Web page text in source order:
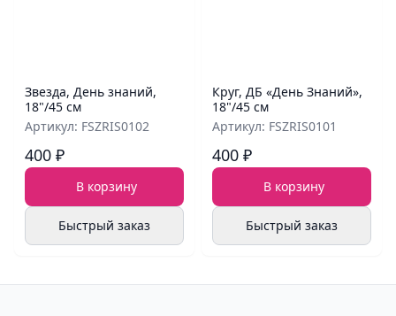
Звезда, День знаний,
18"/45 см
Артикул: FSZRIS0102
400 ₽
В корзину
Быстрый заказ
Круг, ДБ «День Знаний»,
18"/45 см
Артикул: FSZRIS0101
400 ₽
В корзину
Быстрый заказ